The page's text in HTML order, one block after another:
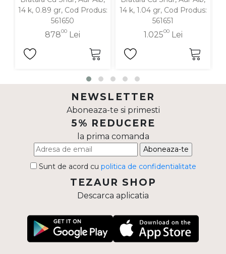
14 k, 0.89 gr, Cod Produs:
561650
87800 Lei
14 k, 1.04 gr, Cod Produs:
561651
1.02500Lei
NEWSLETTER
Aboneaza-te si primesti
5% REDUCERE
la prima comanda
Aboneaza-te
Sunt de acord cu politica de confidentialitate
TEZAUR SHOP
Descarca aplicatia